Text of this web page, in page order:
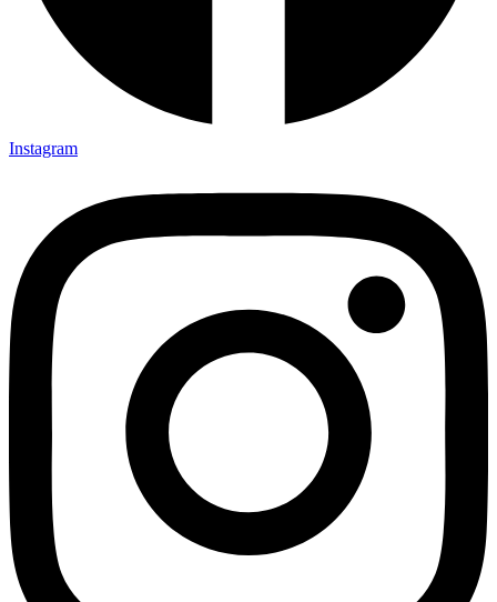
Instagram